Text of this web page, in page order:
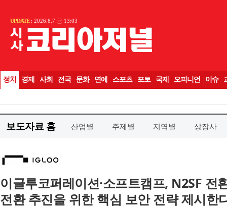
보도자료 홈 산업별 주제별 지역별 상장사
이글루코퍼레이션·소프트캠프, N2SF
전환 추진을 위한 핵심 보안 전략 제시한